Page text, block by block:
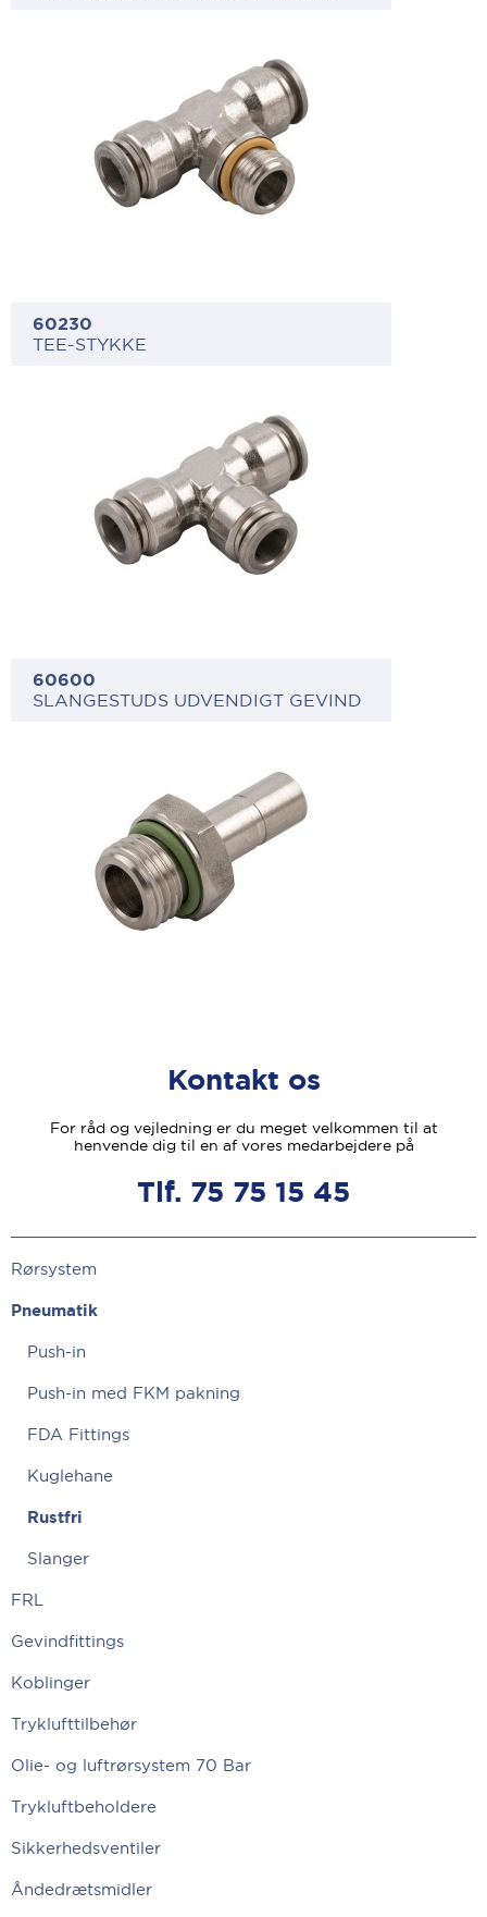
60230
TEE-STYKKE
60600
SLANGESTUDS UDVENDIGT GEVIND
Kontakt os
For råd og vejledning er du meget velkommen til at
henvende dig til en af vores medarbejdere på
Tlf. 75 75 15 45
Rørsystem
Pneumatik
Push-in
Push-in med FKM pakning
FDA Fittings
Kuglehane
Rustfri
Slanger
FRL
Gevindfittings
Koblinger
Tryklufttilbehør
Olie- og luftrørsystem 70 Bar
Trykluftbeholdere
Sikkerhedsventiler
Åndedrætsmidler